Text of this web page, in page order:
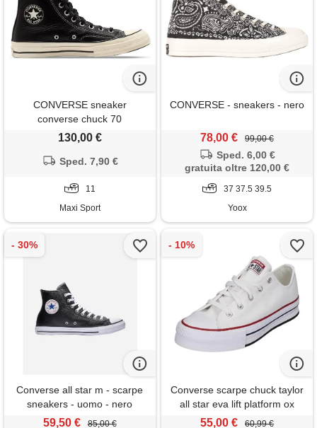
CONVERSE sneaker
converse chuck 70
130,00 €
Sped. 7,90 €
11
Maxi Sport
CONVERSE - sneakers - nero
78,00 € 99,00 €
Sped. 6,00 €
gratuita oltre 120,00 €
37 37.5 39.5
Yoox
Converse all star m - scarpe
sneakers - uomo - nero
59,50 € 85,00 €
Converse scarpe chuck taylor
all star eva lift platform ox
taglia 38.5 codice 272858c
55,00 € 60,99 €